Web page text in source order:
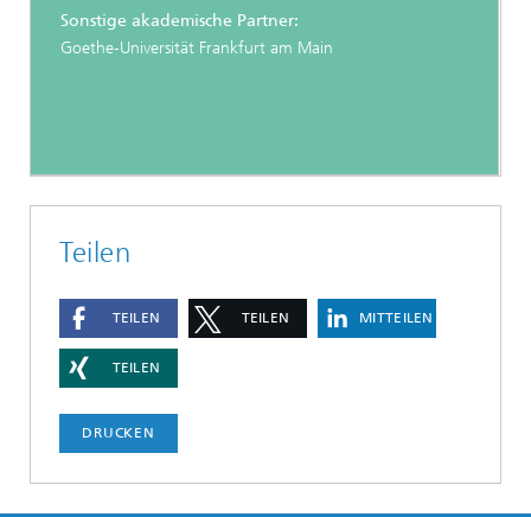
Sonstige akademische Partner:
Goethe-Universität Frankfurt am Main
Teilen
TEILEN TEILEN MITTEILEN
TEILEN
DRUCKEN